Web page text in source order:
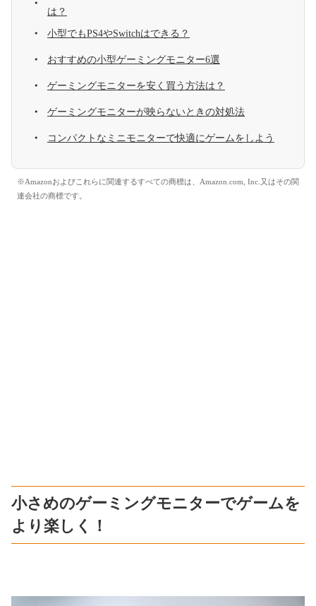
は？
小型でもPS4やSwitchはできる？
おすすめの小型ゲーミングモニター6選
ゲーミングモニターを安く買う方法は？
ゲーミングモニターが映らないときの対処法
コンパクトなミニモニターで快適にゲームをしよう
※Amazonおよびこれらに関連するすべての商標は、Amazon.com, Inc.又はその関
連会社の商標です。
小さめのゲーミングモニターでゲームを
より楽しく！